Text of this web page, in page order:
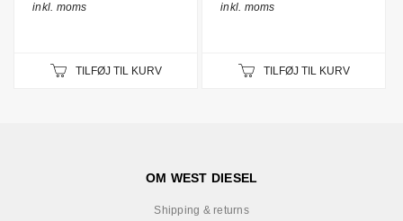
inkl. moms
TILFØJ TIL KURV
inkl. moms
TILFØJ TIL KURV
OM WEST DIESEL
Shipping & returns